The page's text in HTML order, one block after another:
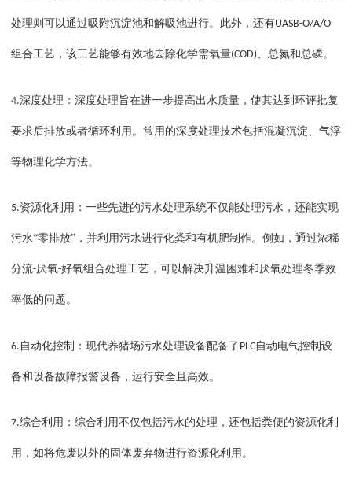
处理则可以通过吸附沉淀池和解吸池进行。此外，还有UASB-O/A/O
组合工艺，该工艺能够有效地去除化学需氧量(COD) 、总氮和总磷。
4.深度处理：深度处理旨在进一步提高出水质量，使其达到环评批复
要求后排放或者循环利用。常用的深度处理技术包括混凝沉淀、气浮
等物理化学方法。
5.资源化利用：一些先进的污水处理系统不仅能处理污水，还能实现
污水“零排放”，并利用污水进行化粪和有机肥制作。例如，通过浓稀
分流-厌氧-好氧组合处理工艺，可以解决升温困难和厌氧处理冬季效
率低的问题。
6. 自动化控制：现代养猪场污水处理设备配备了 PLC自动电气控制设
备和设备故障报警设备，运行安全且高效。
7.综合利用：综合利用不仅包括污水的处理，还包括粪便的资源化利
用，如将危废以外的固体废弃物进行资源化利用。